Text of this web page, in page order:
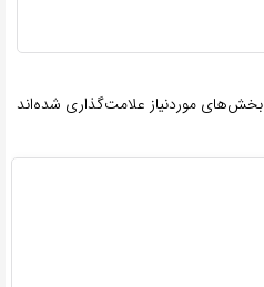
بخش‌های موردنیاز علامت‌گذاری شده‌اند